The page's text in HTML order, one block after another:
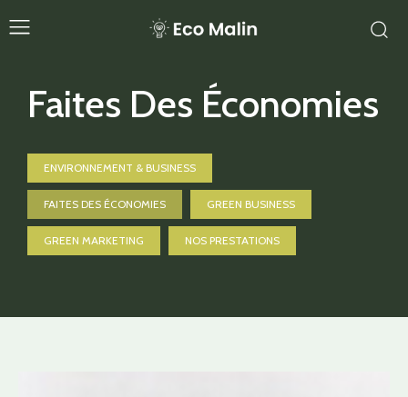
Faites Des Économies
ENVIRONNEMENT & BUSINESS
FAITES DES ÉCONOMIES GREEN BUSINESS
GREEN MARKETING NOS PRESTATIONS